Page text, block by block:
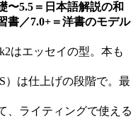
〜5.5＝日本語解説の和
書／7.0+＝洋書のモデル
はエッセイの型。本も
）は仕上げの段階で。最
、ライティングで使える